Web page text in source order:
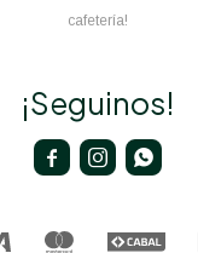
cafetería!
¡Seguinos!
  